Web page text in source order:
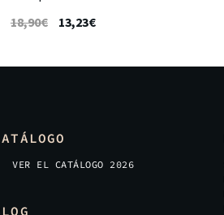
18,90€ 13,23€
VER EL CATÁLOGO 2026